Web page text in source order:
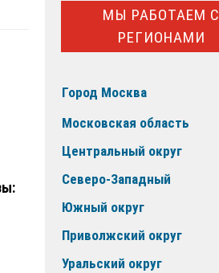
МЫ РАБОТАЕМ С
РЕГИОНАМИ
Город Москва
Московская область
Центральный округ
Северо-Западный
Южный округ
Приволжский округ
Уральский округ